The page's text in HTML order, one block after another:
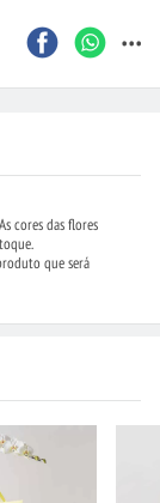
...
cores das flores
que será